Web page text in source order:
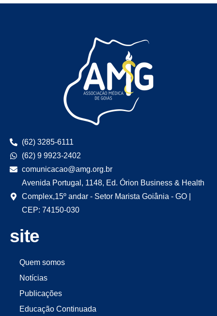
(62) 3285-6111
(62) 9 9923-2402
comunicacao@amg.org.br
Avenida Portugal, 1148, Ed. Órion Business & Health
Complex,15º andar - Setor Marista Goiânia - GO |
CEP: 74150-030
site
Quem somos
Notícias
Publicações
Educação Continuada